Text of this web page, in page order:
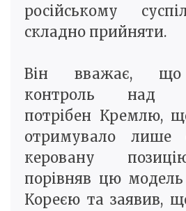
російському
складно прийняти.
Він вважає, що
контроль над
потрібен Кремлю,
отримувало лише
керовану
порівняв цю модель
Кореєю та заявив,